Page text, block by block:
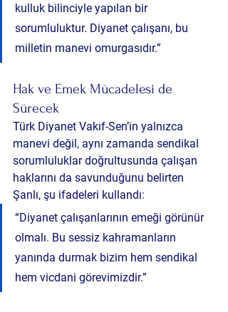
kulluk bilinciyle yapılan bir
sorumluluktur. Diyanet çalışanı, bu
milletin manevi omurgasıdır.”
Hak ve Emek Mücadelesi de
Sürecek
Türk Diyanet Vakıf-Sen’in yalnızca
manevi değil, aynı zamanda sendikal
sorumluluklar doğrultusunda çalışan
haklarını da savunduğunu belirten
Şanlı, şu ifadeleri kullandı:
“Diyanet çalışanlarının emeği görünür
olmalı. Bu sessiz kahramanların
yanında durmak bizim hem sendikal
hem vicdani görevimizdir.”